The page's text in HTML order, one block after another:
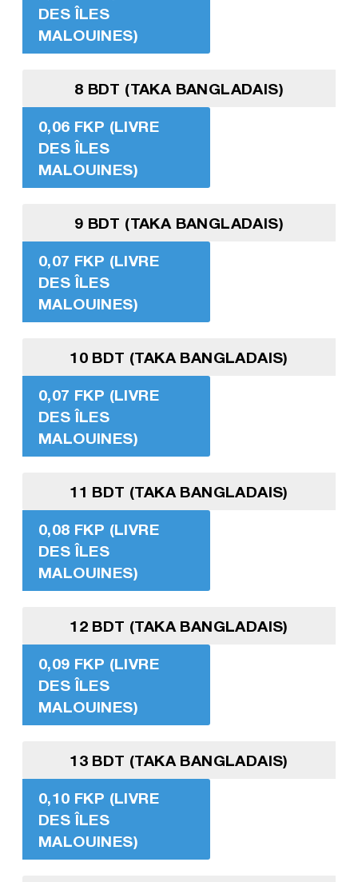
DES ÎLES
MALOUINES)
8 BDT (TAKA BANGLADAIS)
0,06 FKP (LIVRE
DES ÎLES
MALOUINES)
9 BDT (TAKA BANGLADAIS)
0,07 FKP (LIVRE
DES ÎLES
MALOUINES)
10 BDT (TAKA BANGLADAIS)
0,07 FKP (LIVRE
DES ÎLES
MALOUINES)
11 BDT (TAKA BANGLADAIS)
0,08 FKP (LIVRE
DES ÎLES
MALOUINES)
12 BDT (TAKA BANGLADAIS)
0,09 FKP (LIVRE
DES ÎLES
MALOUINES)
13 BDT (TAKA BANGLADAIS)
0,10 FKP (LIVRE
DES ÎLES
MALOUINES)